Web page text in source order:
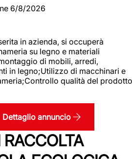
6/8/2026
in azienda, si occuperà
su legno e materiali
di mobili, arredi,
in legno;Utilizzo di macchinari e
qualità del prodotto
Dettaglio annuncio
RACCOLTA